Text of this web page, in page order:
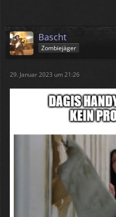
Bascht
Zombiejäger
29. Januar 2023 um 21:26